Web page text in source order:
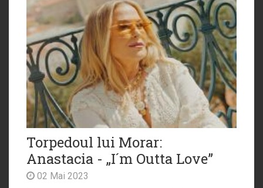
Torpedoul lui Morar:
Anastacia - „I´m Outta Love”
02 Mai 2023